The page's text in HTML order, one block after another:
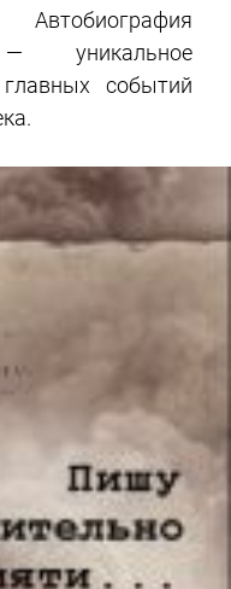
уникальное
главных событий